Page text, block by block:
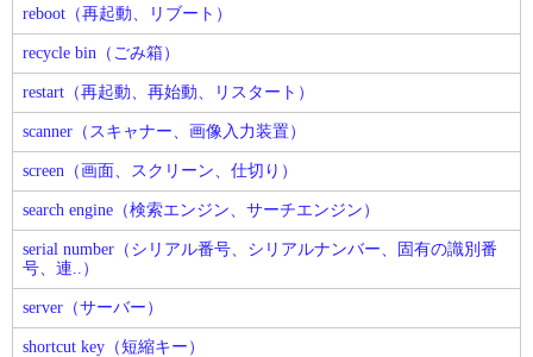
reboot（再起動、リブート）
recycle bin（ごみ箱）
restart（再起動、再始動、リスタート）
scanner（スキャナー、画像入力装置）
screen（画面、スクリーン、仕切り）
search engine（検索エンジン、サーチエンジン）
serial number（シリアル番号、シリアルナンバー、固有の識別番
号、連..）
server（サーバー）
shortcut key（短縮キー）